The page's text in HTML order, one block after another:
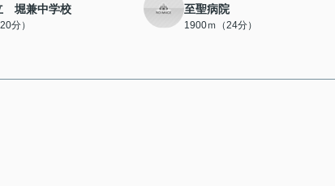
堀兼中学校
分）
至聖病院
1900ｍ（24分）